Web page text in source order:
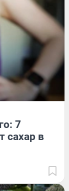
7
сахар в